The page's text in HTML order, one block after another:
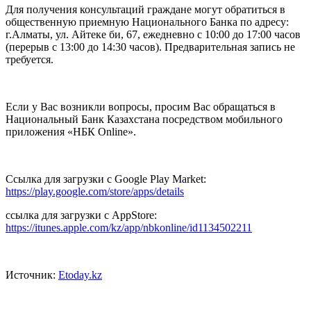
Для получения консультаций граждане могут обратиться в
общественную приемную Национального Банка по адресу:
г.Алматы, ул. Айтеке би, 67, ежедневно с 10:00 до 17:00 часов
(перерыв с 13:00 до 14:30 часов). Предварительная запись не
требуется.
Если у Вас возникли вопросы, просим Вас обращаться в
Национальный Банк Казахстана посредством мобильного
приложения «НБК Online».
Ссылка для загрузки с Google Play Market:
https://play.google.com/store/apps/details
ссылка для загрузки с AppStore:
https://itunes.apple.com/kz/app/nbkonline/id1134502211
Источник: Etoday.kz